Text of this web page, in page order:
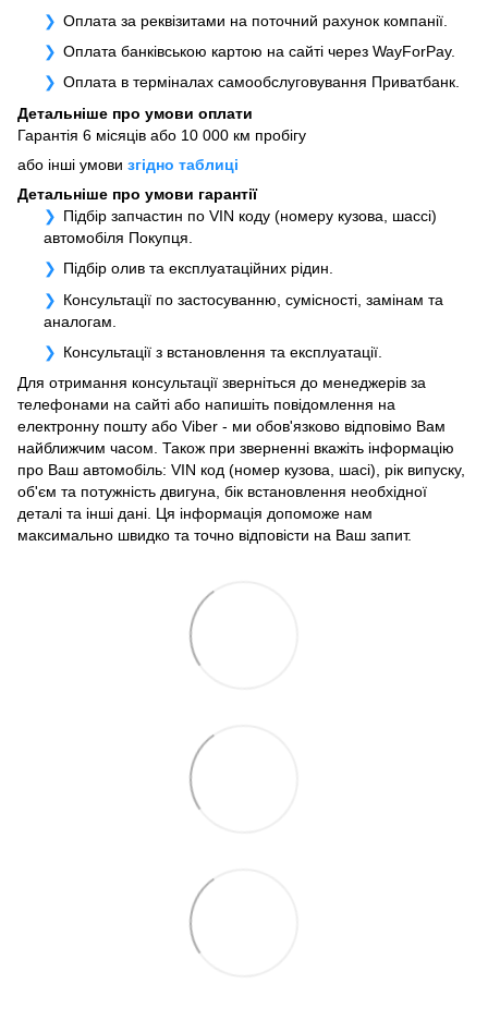
Оплата за реквізитами на поточний рахунок компанії.
Оплата банківською картою на сайті через WayForPay.
Оплата в терміналах самообслуговування Приватбанк.
Детальніше про умови оплати
Гарантія 6 місяців або 10 000 км пробігу
або інші умови згідно таблиці
Детальніше про умови гарантії
Підбір запчастин по VIN коду (номеру кузова, шассі)
автомобіля Покупця.
Підбір олив та експлуатаційних рідин.
Консультації по застосуванню, сумісності, замінам та
аналогам.
Консультації з встановлення та експлуатації.
Для отримання консультації зверніться до менеджерів за
телефонами на сайті або напишіть повідомлення на
електронну пошту або Viber - ми обов'язково відповімо Вам
найближчим часом. Також при зверненні вкажіть інформацію
про Ваш автомобіль: VIN код (номер кузова, шасі), рік випуску,
об'єм та потужність двигуна, бік встановлення необхідної
деталі та інші дані. Ця інформація допоможе нам
максимально швидко та точно відповісти на Ваш запит.